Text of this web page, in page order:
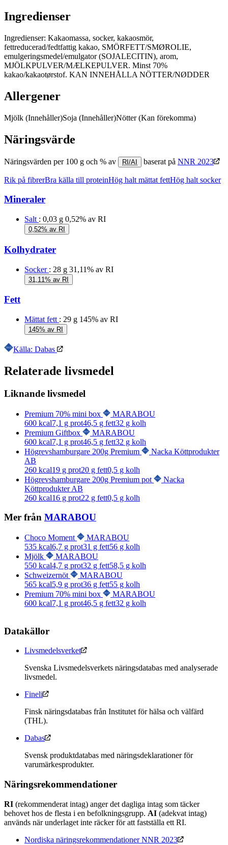
Ingredienser
Ingredienser: Kakaomassa, socker, kakaosmör,
fettreducerad/fedtfattig kakao, SMÖRFETT/SMØROLIE,
emulgeringsmedel/emulgator (SOJALECITIN), arom,
MJÖLKPULVER/MÆLKEPULVER. Minst 70%
kakao/kakaotørstof. KAN INNEHÅLLA NÖTTER/NØDDER
Allergener
Mjölk (Innehåller)Soja (Innehåller)Nötter(Kan förekomma)
Näringsvärde
Näringsvärden per 100 g och % av RI/AI baserat på NNR 2023
Rik på fibrerBra källa till proteinHög halt mättat fettHög halt socker
Mineraler
Salt : 0,03 g 0,52% av RI
0,52% av RI
Kolhydrater
Socker : 28 g 31,11% av RI
31,11% av RI
Fett
Mättat fett : 29 g 145% av RI
145% av RI
Källa: Dabas
Relaterade livsmedel
Liknande livsmedel
Premium 70% mini box
MARABOU
600 kcal7,1 g prot46,5 g fett32 g kolh
Premium Giftbox
MARABOU
600 kcal7,1 g prot46,5 g fett32 g kolh
Högrevshamburgare 200g Premium
Nacka Köttprodukter
AB
260 kcal19 g prot20 g fett0,5 g kolh
Högrevshamburgare 200g Premium pot
Nacka
Köttprodukter AB
260 kcal16 g prot22 g fett0,5 g kolh
Mer från MARABOU
Choco Moment
MARABOU
535 kcal6,7 g prot31 g fett56 g kolh
Mjölk
MARABOU
550 kcal4,7 g prot32 g fett58,5 g kolh
Schweizernöt
MARABOU
565 kcal5,9 g prot36 g fett55 g kolh
Premium 70% mini box
MARABOU
600 kcal7,1 g prot46,5 g fett32 g kolh
Datakällor
Livsmedelsverket
Svenska Livsmedelsverkets näringsdatabas med analyserade
livsmedel.
Fineli
Finsk näringsdatabas från Institutet för hälsa och välfärd
(THL).
Dabas
Svensk produktdatabas med näringsdeklarationer för
varumärkesprodukter.
Näringsrekommendationer
RI (rekommenderat intag) anger det dagliga intag som täcker
behovet hos de flesta i en befolkningsgrupp. AI (adekvat intag)
används när underlaget inte räcker för att fastställa ett RI.
Nordiska näringsrekommendationer NNR 2023